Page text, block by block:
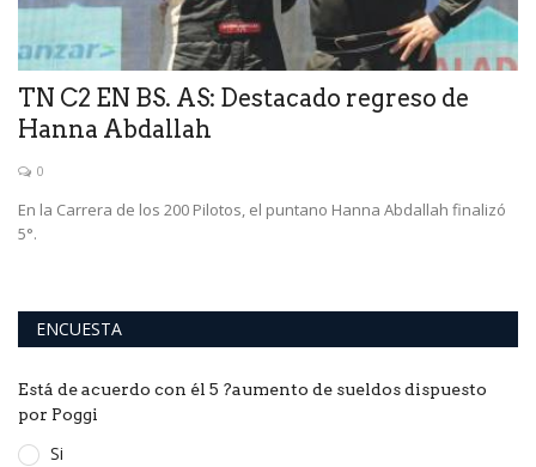
TN C2 EN BS. AS: Destacado regreso de
Hanna Abdallah
0
En la Carrera de los 200 Pilotos, el puntano Hanna Abdallah finalizó
5°.
ENCUESTA
Está de acuerdo con él 5 ?aumento de sueldos dispuesto
por Poggi
Si